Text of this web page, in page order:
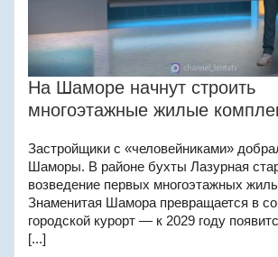
На Шаморе начнут строить
многоэтажные жилые
Застройщики с «человейниками»
Шаморы. В районе бухты Лазурная
возведение первых многоэтажных
Знаменитая Шамора превращается в
городской курорт — к 2029 году
[...]